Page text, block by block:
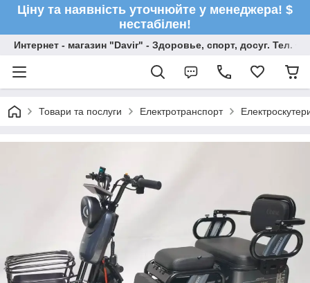
Ціну та наявність уточнюйте у менеджера! $
нестабілен!
Интернет - магазин "Davir" - Здоровье, спорт, досуг. Тел.
Товари та послуги Електротранспорт